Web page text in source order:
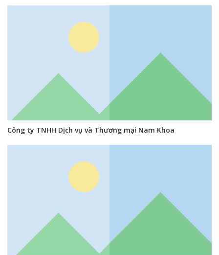
Công ty TNHH Dịch vụ và Thương mại Nam Khoa